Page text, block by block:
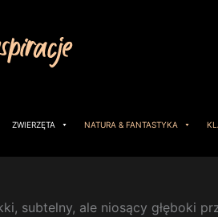
ZWIERZĘTA NATURA & FANTASTYKA
subtelny, ale niosący głęboki